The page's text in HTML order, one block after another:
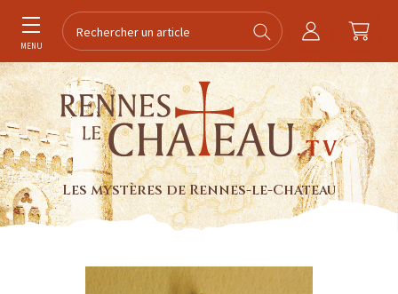
MENU
Les mystères de Rennes-le-Chateau